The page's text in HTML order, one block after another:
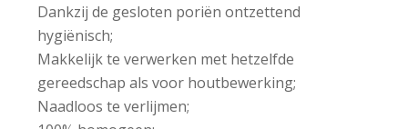
Dankzij de gesloten poriën ontzettend
hygiënisch;
Makkelijk te verwerken met hetzelfde
gereedschap als voor houtbewerking;
Naadloos te verlijmen;